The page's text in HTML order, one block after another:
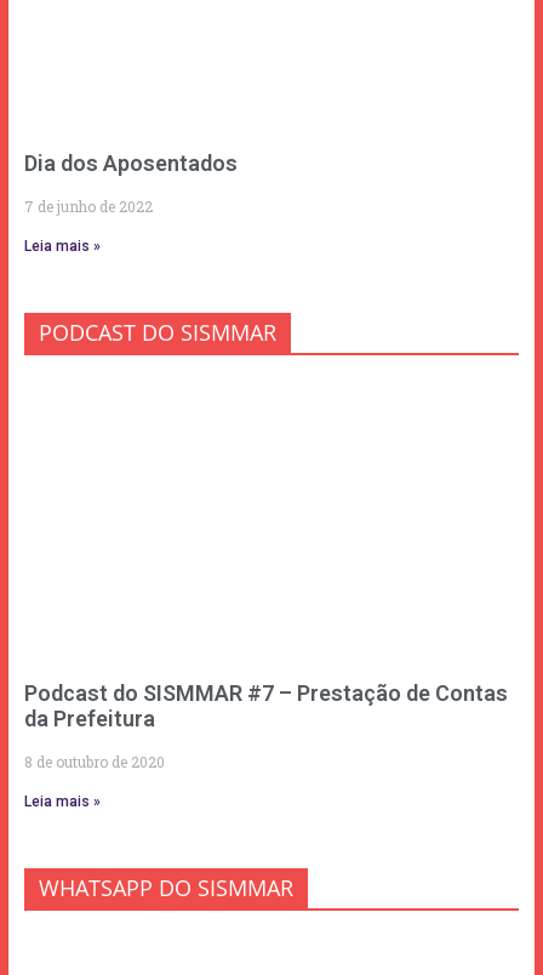
Dia dos Aposentados
7 de junho de 2022
Leia mais »
PODCAST DO SISMMAR
Podcast do SISMMAR #7 – Prestação de Contas
da Prefeitura
8 de outubro de 2020
Leia mais »
WHATSAPP DO SISMMAR